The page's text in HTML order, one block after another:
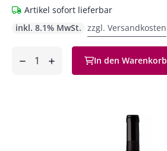
Artikel sofort lieferbar
inkl. 8.1% MwSt. zzgl. Versandkosten
In den Warenkorb